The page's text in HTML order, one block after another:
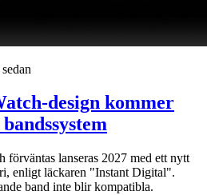
design kommer
förväntas lanseras 2027 med ett nytt
enligt läckaren "Instant Digital".
band inte blir kompatibla.